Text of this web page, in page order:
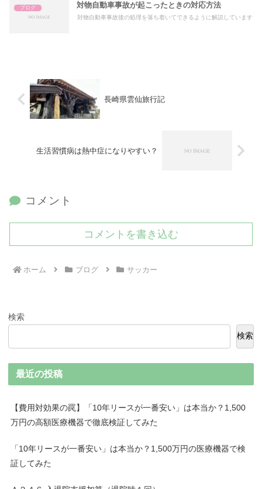
ブログ 対物自動車事故が起こったときの対応方法
対物自動車事故後の処理を落ち着いてできるように解説しています
長崎県雲仙旅行記
生活習慣病は熱中症になりやすい？
コメント
コメントを書き込む
ホーム ブログ サッカー
検索
検索
最近の投稿
【費用対効果の罠】「10年リースが一番安い」は本当か？1,500
万円の高額医療機器で徹底検証してみた
「10年リースが一番安い」は本当か？1,500万円の医療機器で検
証してみた